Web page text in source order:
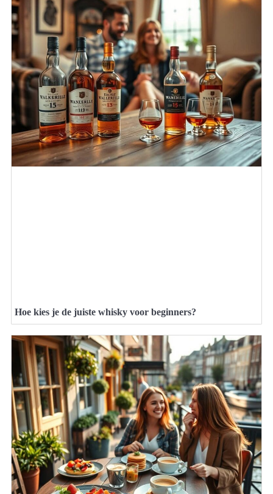
Hoe kies je de juiste whisky voor beginners?